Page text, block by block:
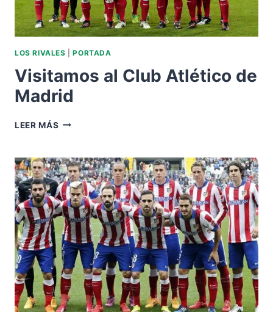
LOS RIVALES |PORTADA
Visitamos al Club Atlético de
Madrid
LEER MÁS VISITAMOS
ATLÉTICO
DE
MADRID